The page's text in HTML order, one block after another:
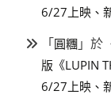
6/27上映、
「圓糰 」於
版《LUPIN
6/27上映、